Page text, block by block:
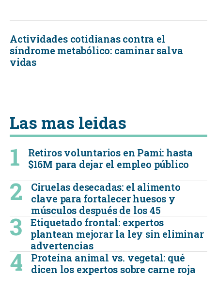
Actividades cotidianas contra el
síndrome metabólico: caminar salva
vidas
Las mas leidas
Retiros voluntarios en Pami: hasta
$16M para dejar el empleo público
Ciruelas desecadas: el alimento
clave para fortalecer huesos y
músculos después de los 45
Etiquetado frontal: expertos
plantean mejorar la ley sin eliminar
advertencias
Proteína animal vs. vegetal: qué
dicen los expertos sobre carne roja